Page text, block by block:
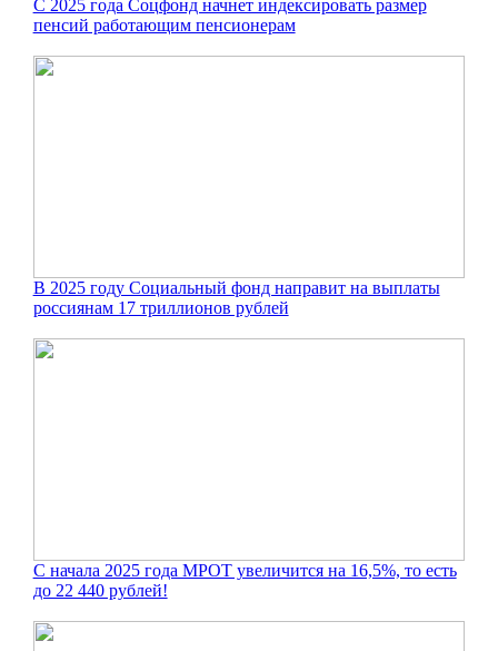
С 2025 года Соцфонд начнет индексировать размер
пенсий работающим пенсионерам
В 2025 году Социальный фонд направит на выплаты
россиянам 17 триллионов рублей
С начала 2025 года МРОТ увеличится на 16,5%, то есть
до 22 440 рублей!